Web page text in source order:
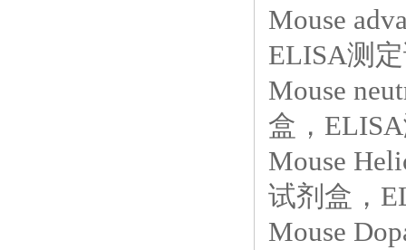
Mouse
ELISA测
Mouse
盒，
Mouse
试剂盒，
Mouse